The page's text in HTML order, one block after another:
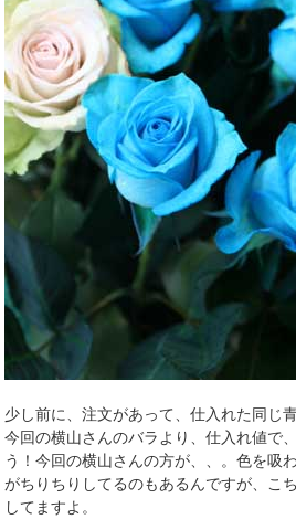
少し前に、注文があって、仕入れた同じ
今回の横山さんのバラより、仕入れ値で
う！今回の横山さんの方が、、。色を吸
がちりちりしてるのもあるんですが、こ
してますよ。